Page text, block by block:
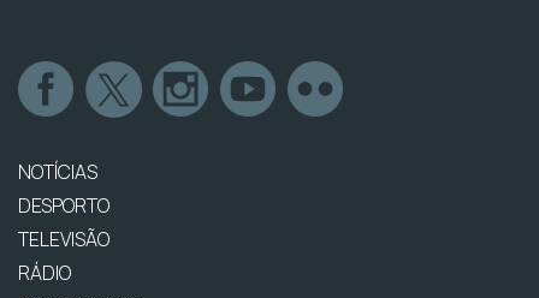
NOTÍCIAS
DESPORTO
TELEVISÃO
RÁDIO